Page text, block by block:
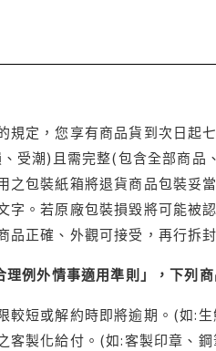
規定，您享有商品貨到次日起
受潮)且需完整(包含全部商品
之包裝紙箱將退貨商品包裝妥
字。若原廠包裝損毀將可能
品正確、外觀可接受，再行拆
例外情事適用準則」，下列
較短或解約時即將逾期。(如:
客製化給付。(如:客製印章、鋼